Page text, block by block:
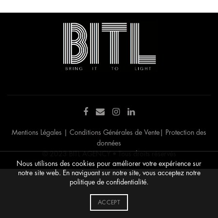
Mentions Légales Conditions Générales de Vente
Protection des
données
© 2023 BITL AGENCY • Tous droits réservés
Nous utilisons des cookies pour améliorer votre expérience sur
notre site web. En naviguant sur notre site, vous acceptez notre
politique de confidentialité.
ACCEPT